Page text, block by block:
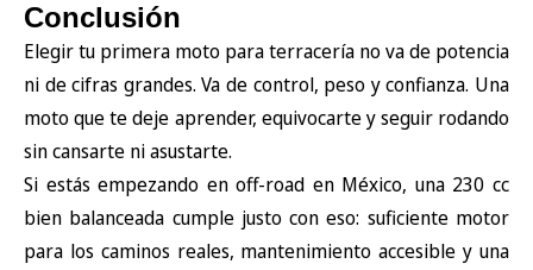
Conclusión
Elegir tu primera moto para terracería no va de potencia
ni de cifras grandes. Va de control, peso y confianza. Una
moto que te deje aprender, equivocarte y seguir rodando
sin cansarte ni asustarte.
Si estás empezando en off-road en México, una 230 cc
bien balanceada cumple justo con eso: suficiente motor
para los caminos reales, mantenimiento accesible y una